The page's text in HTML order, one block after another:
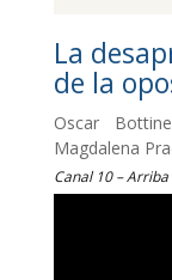
La
de la
Oscar
Magdalena
Canal 10 –